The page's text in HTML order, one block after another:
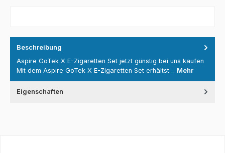
Beschreibung
Aspire GoTek X E-Zigaretten Set jetzt günstig bei uns kaufen
Mit dem Aspire GoTek X E-Zigaretten Set erhältst… Mehr
Eigenschaften